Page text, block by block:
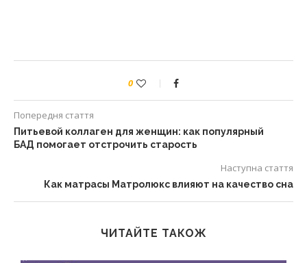
0
Попередня стаття
Питьевой коллаген для женщин: как популярный
БАД помогает отстрочить старость
Наступна стаття
Как матрасы Матролюкс влияют на качество сна
ЧИТАЙТЕ ТАКОЖ